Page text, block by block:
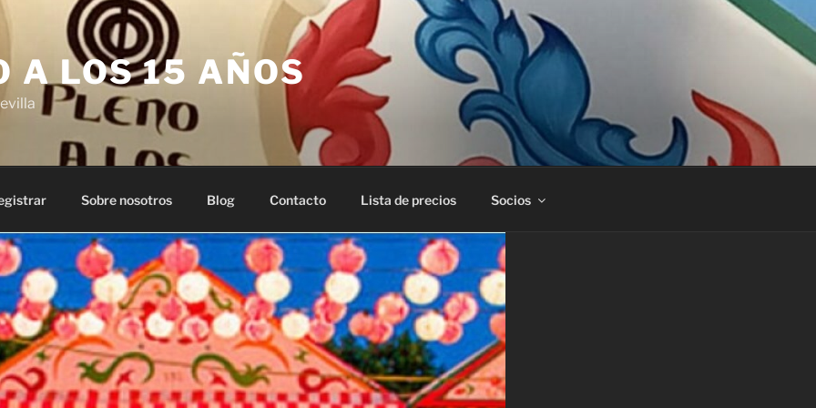
A LOS 15 AÑOS
Sobre nosotros Blog Contacto Lista de precios Socios